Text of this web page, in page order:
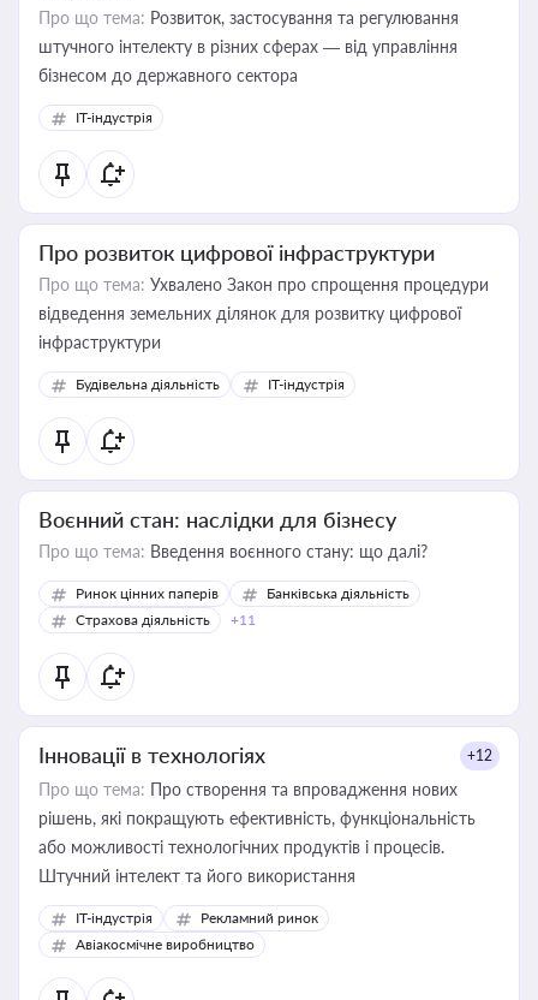
Про що тема: Розвиток, застосування та регулювання
штучного інтелекту в різних сферах — від управління
бізнесом до державного сектора
IT-індустрія
Про розвиток цифрової інфраструктури
Про що тема: Ухвалено Закон про спрощення процедури
відведення земельних ділянок для розвитку цифрової
інфраструктури
Будівельна діяльність IT-індустрія
Воєнний стан: наслідки для бізнесу
Про що тема: Введення воєнного стану: що далі?
Ринок цінних паперів
Банківська діяльність
Страхова діяльність
+11
Інновації в технологіях +12
Про що тема: Про створення та впровадження нових
рішень, які покращують ефективність, функціональність
або можливості технологічних продуктів і процесів.
Штучний інтелект та його використання
IT-індустрія
Рекламний ринок
Авіакосмічне виробництво